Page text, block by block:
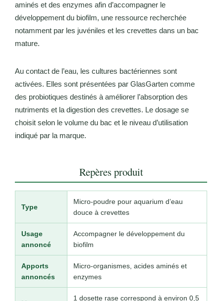
aminés et des enzymes afin d’accompagner le
développement du biofilm, une ressource recherchée
notamment par les juvéniles et les crevettes dans un bac
mature.
Au contact de l’eau, les cultures bactériennes sont
activées. Elles sont présentées par GlasGarten comme
des probiotiques destinés à améliorer l’absorption des
nutriments et la digestion des crevettes. Le dosage se
choisit selon le volume du bac et le niveau d’utilisation
indiqué par la marque.
Repères produit
Type
Micro-poudre pour aquarium d’eau
douce à crevettes
Usage
annoncé
Accompagner le développement du
biofilm
Apports
annoncés
Micro-organismes, acides aminés et
enzymes
1 dosette rase correspond à environ 0,5